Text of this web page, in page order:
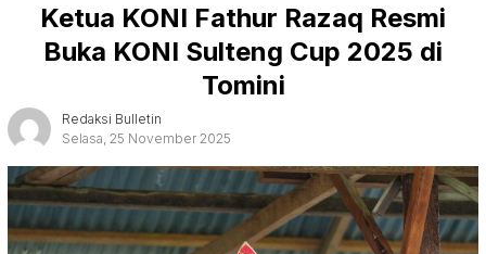
Ketua KONI Fathur Razaq Resmi
Buka KONI Sulteng Cup 2025 di
Tomini
Redaksi Bulletin
Selasa, 25 November 2025